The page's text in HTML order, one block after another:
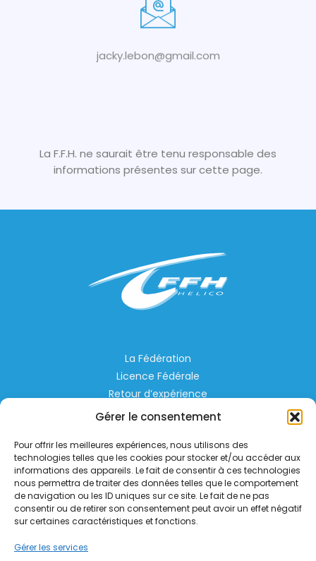
Gérer le consentement
Pour offrir les meilleures expériences, nous utilisons des
technologies telles que les cookies pour stocker et/ou accéder aux
informations des appareils. Le fait de consentir à ces technologies
nous permettra de traiter des données telles que le comportement
de navigation ou les ID uniques sur ce site. Le fait de ne pas
consentir ou de retirer son consentement peut avoir un effet négatif
sur certaines caractéristiques et fonctions.
Gérer les services
jacky.lebon@gmail.com
La F.F.H. ne saurait être tenu responsable des
informations présentes sur cette page.
La Fédération
Licence Fédérale
Retour d’expérience
Espace Privé
Liens Utiles
Aérodrome de Lognes Emerainville
77185 LOGNES
contact@helico.org